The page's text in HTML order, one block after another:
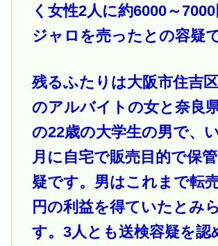
く女性2人に約6000～
ジャロを売ったとの容疑で
残るふたりは大阪市住吉
のアルバイトの女と奈良
の22歳の大学生の男で、
月に自宅で販売目的で保
疑です。男はこれまで転
円の利益を得ていたとみ
す。3人とも送検容疑を認